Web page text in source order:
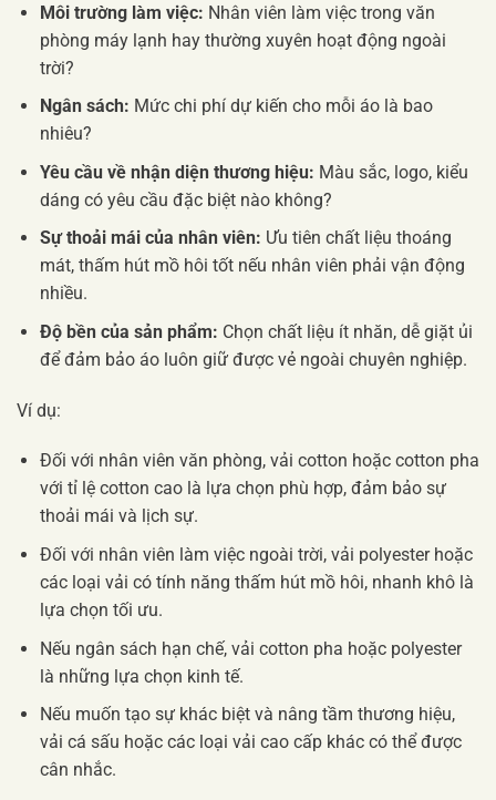
Môi trường làm việc: Nhân viên làm việc trong văn
phòng máy lạnh hay thường xuyên hoạt động ngoài
trời?
Ngân sách: Mức chi phí dự kiến cho mỗi áo là bao
nhiêu?
Yêu cầu về nhận diện thương hiệu: Màu sắc, logo, kiểu
dáng có yêu cầu đặc biệt nào không?
Sự thoải mái của nhân viên: Ưu tiên chất liệu thoáng
mát, thấm hút mồ hôi tốt nếu nhân viên phải vận động
nhiều.
Độ bền của sản phẩm: Chọn chất liệu ít nhăn, dễ giặt ủi
để đảm bảo áo luôn giữ được vẻ ngoài chuyên nghiệp.
Ví dụ:
Đối với nhân viên văn phòng, vải cotton hoặc cotton pha
với tỉ lệ cotton cao là lựa chọn phù hợp, đảm bảo sự
thoải mái và lịch sự.
Đối với nhân viên làm việc ngoài trời, vải polyester hoặc
các loại vải có tính năng thấm hút mồ hôi, nhanh khô là
lựa chọn tối ưu.
Nếu ngân sách hạn chế, vải cotton pha hoặc polyester
là những lựa chọn kinh tế.
Nếu muốn tạo sự khác biệt và nâng tầm thương hiệu,
vải cá sấu hoặc các loại vải cao cấp khác có thể được
cân nhắc.